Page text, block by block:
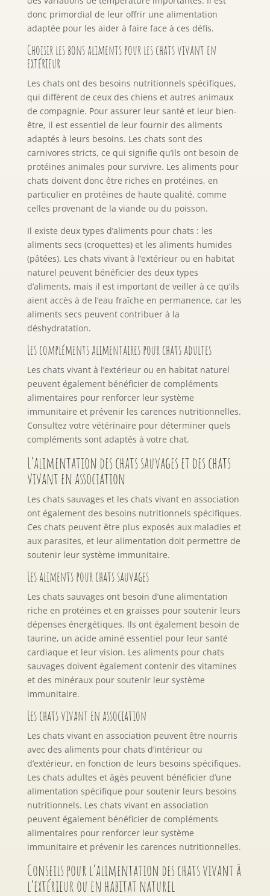
donc primordial de leur offrir une alimentation
adaptée pour les aider à faire face à ces défis.
Choisir les bons aliments pour les chats vivant en
extérieur
Les chats ont des besoins nutritionnels spécifiques,
qui diffèrent de ceux des chiens et autres animaux
de compagnie. Pour assurer leur santé et leur bien-
être, il est essentiel de leur fournir des aliments
adaptés à leurs besoins. Les chats sont des
carnivores stricts, ce qui signifie qu’ils ont besoin de
protéines animales pour survivre. Les aliments pour
chats doivent donc être riches en protéines, en
particulier en protéines de haute qualité, comme
celles provenant de la viande ou du poisson.
Il existe deux types d’aliments pour chats : les
aliments secs (croquettes) et les aliments humides
(pâtées). Les chats vivant à l’extérieur ou en habitat
naturel peuvent bénéficier des deux types
d’aliments, mais il est important de veiller à ce qu’ils
aient accès à de l’eau fraîche en permanence, car les
aliments secs peuvent contribuer à la
déshydratation.
Les compléments alimentaires pour chats adultes
Les chats vivant à l’extérieur ou en habitat naturel
peuvent également bénéficier de compléments
alimentaires pour renforcer leur système
immunitaire et prévenir les carences nutritionnelles.
Consultez votre vétérinaire pour déterminer quels
compléments sont adaptés à votre chat.
L’alimentation des chats sauvages et des chats
vivant en association
Les chats sauvages et les chats vivant en association
ont également des besoins nutritionnels spécifiques.
Ces chats peuvent être plus exposés aux maladies et
aux parasites, et leur alimentation doit permettre de
soutenir leur système immunitaire.
Les aliments pour chats sauvages
Les chats sauvages ont besoin d’une alimentation
riche en protéines et en graisses pour soutenir leurs
dépenses énergétiques. Ils ont également besoin de
taurine, un acide aminé essentiel pour leur santé
cardiaque et leur vision. Les aliments pour chats
sauvages doivent également contenir des vitamines
et des minéraux pour soutenir leur système
immunitaire.
Les chats vivant en association
Les chats vivant en association peuvent être nourris
avec des aliments pour chats d’intérieur ou
d’extérieur, en fonction de leurs besoins spécifiques.
Les chats adultes et âgés peuvent bénéficier d’une
alimentation spécifique pour soutenir leurs besoins
nutritionnels. Les chats vivant en association
peuvent également bénéficier de compléments
alimentaires pour renforcer leur système
immunitaire et prévenir les carences nutritionnelles.
Conseils pour l’alimentation des chats vivant à
l’extérieur ou en habitat naturel